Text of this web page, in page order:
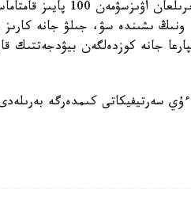
تۇرعىندارى
ونىڭ ىشىندە سۋ، جىلۋ جانە كارىز
جانە كوزدەلگەن بيۋدجەتتىك
سەرتيفيكاتى كىمدەرگە